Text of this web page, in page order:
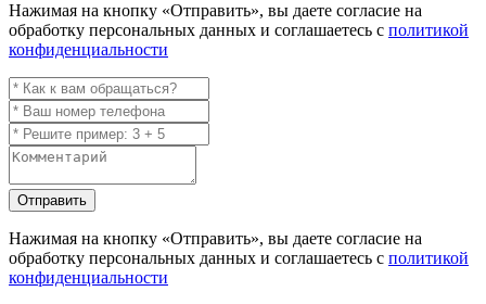
Нажимая на кнопку «Отправить», вы даете согласие на
обработку персональных данных и соглашаетесь с политикой
конфиденциальности
Отправить
Нажимая на кнопку «Отправить», вы даете согласие на
обработку персональных данных и соглашаетесь с политикой
конфиденциальности